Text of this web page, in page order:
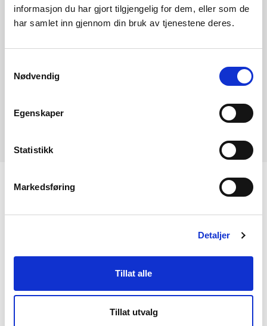
informasjon du har gjort tilgjengelig for dem, eller som de
har samlet inn gjennom din bruk av tjenestene deres.
Nødvendig
Egenskaper
Statistikk
Markedsføring
Detaljer
Tillat alle
Tillat utvalg
Målenett
KONTAKT OSS